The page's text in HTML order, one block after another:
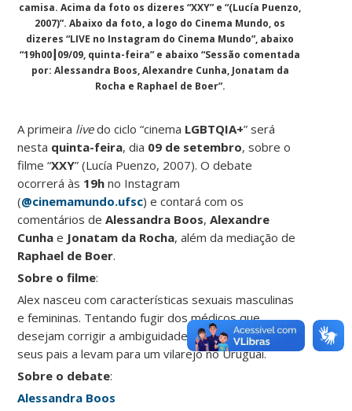
camisa. Acima da foto os dizeres “XXY” e “(Lucía Puenzo,
2007)”. Abaixo da foto, a logo do Cinema Mundo, os
dizeres “LIVE no Instagram do Cinema Mundo”, abaixo
“19h00┃09/09, quinta-feira” e abaixo “Sessão comentada
por: Alessandra Boos, Alexandre Cunha, Jonatam da
Rocha e Raphael de Boer”.
A primeira livedo ciclo “cinema LGBTQIA+” será
nesta quinta-feira, dia 09 de setembro, sobre o
filme “XXY” (Lucía Puenzo, 2007). O debate
ocorrerá às 19h no Instagram
(@cinemamundo.ufsc) e contará com os
comentários deAlessandra Boos,Alexandre
Cunha e Jonatam da Rocha, além da mediação de
Raphael de Boer.
Sobre o filme:
Alex nasceu com características sexuais masculinas
e femininas. Tentando fugir dos médicos que
desejam corrigir a ambiguidade genital da criança,
seus pais a levam para um vilarejo no Uruguai.
Sobre o debate:
Alessandra Boos